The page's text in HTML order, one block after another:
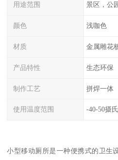
用途范围 景区，公
颜色 浅咖色
材质 金属雕花
产品特性 生态环保
制作工艺 拼焊一体
使用温度范围 -40-50摄
小型移动厕所是一种便携式的卫生